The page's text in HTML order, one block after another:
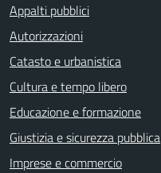
Appalti pubblici
Autorizzazioni
Catasto e urbanistica
Cultura e tempo libero
Educazione e formazione
Giustizia e sicurezza pubblica
Imprese e commercio